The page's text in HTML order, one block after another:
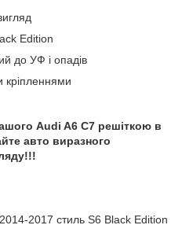
Edition
до УФ і опадів
кріпленнями
Audi A6 C7 решіткою в
авто виразного
2017 стиль S6 Black Edition